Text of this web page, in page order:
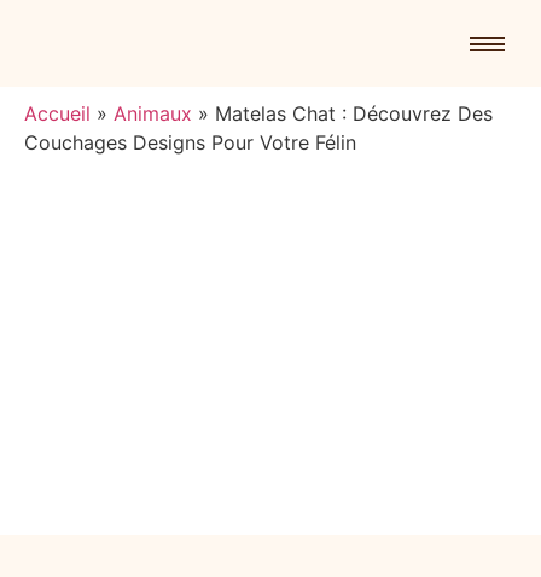
Accueil » Animaux » Matelas Chat : Découvrez Des
Couchages Designs Pour Votre Félin